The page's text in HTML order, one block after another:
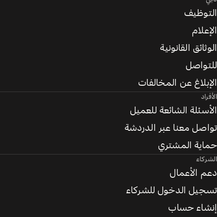
التوظيف
الإعلام
الوثائق القانونية
للتواصل
الإبلاغ عن المخالفات
الأفراد
الأسئلة الشائعة للعميل
تواصل معنا عبر الدردشة
حماية المشتري
الشركاء
دعم الأعمال
تسجيل الدخول للشركاء
إنشاء حساب